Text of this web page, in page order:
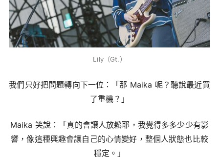
Lily（Gt.）
我們只好把問題轉向下一位：「那 Maika 呢？聽說最近買
了重機？」
Maika 笑說：「真的會讓人放鬆耶，我覺得多多少少有影
響，像這種興趣會讓自己的心情變好，整個人狀態也比較
穩定。」